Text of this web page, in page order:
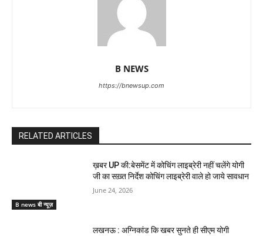
B NEWS
https://bnewsup.com
RELATED ARTICLES
B news बी न्यूज़
ख़बर UP की:बेसमेंट में कोचिंग लाइब्रेरी नहीं चलेंगे योगी
जी का सख़्त निर्देश कोचिंग लाइब्रेरी वाले हो जाये सावधान
June 24, 2026
लखनऊ : अग्निकांड कि खबर सुनते ही सीएम योगी